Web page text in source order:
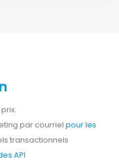
par courriel pour les
transactionnels
API